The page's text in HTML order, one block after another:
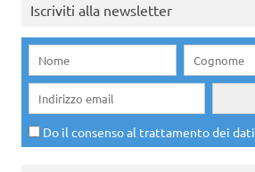
Iscriviti alla newsletter
Do il consenso al trattamento dei dati